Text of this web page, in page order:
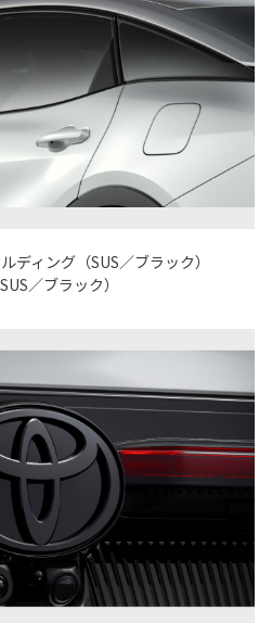
ディング（SUS／ブラック）
／ブラック）